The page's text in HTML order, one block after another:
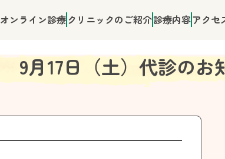
オンライン診療クリニックのご紹介診療内容アクセ
9月17日（土）代診のお